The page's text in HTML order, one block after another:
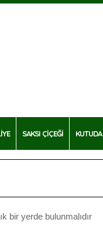
SAKSI ÇİÇEĞİ
bir yerde bulunmalıdır